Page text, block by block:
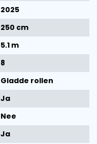
2025
250 cm
5.1 m
8
Gladde rollen
Ja
Nee
Ja